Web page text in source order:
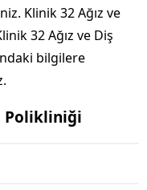
Klinik 32 Ağız ve
32 Ağız ve Diş
bilgilere
Polikliniği